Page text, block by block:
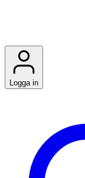
Logga in